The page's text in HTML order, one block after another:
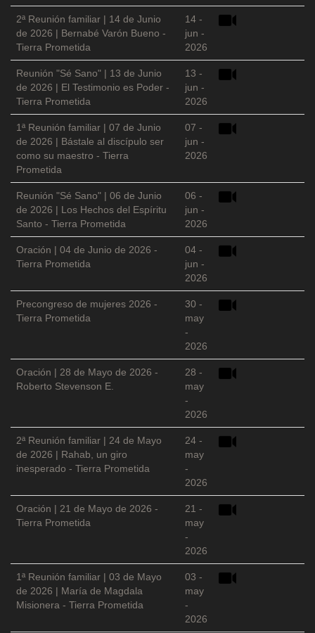
2ª Reunión familiar | 14 de Junio
de 2026 | Bernabé Varón Bueno -
Tierra Prometida
14 -
jun -
2026
Reunión "Sé Sano" | 13 de Junio
de 2026 | El Testimonio es Poder -
Tierra Prometida
13 -
jun -
2026
1ª Reunión familiar | 07 de Junio
de 2026 | Bástale al discípulo ser
como su maestro - Tierra
Prometida
07 -
jun -
2026
Reunión "Sé Sano" | 06 de Junio
de 2026 | Los Hechos del Espíritu
Santo - Tierra Prometida
06 -
jun -
2026
Oración | 04 de Junio de 2026 -
Tierra Prometida
04 -
jun -
2026
Precongreso de mujeres 2026 -
Tierra Prometida
30 -
may
-
2026
Oración | 28 de Mayo de 2026 -
Roberto Stevenson E.
28 -
may
-
2026
2ª Reunión familiar | 24 de Mayo
de 2026 | Rahab, un giro
inesperado - Tierra Prometida
24 -
may
-
2026
Oración | 21 de Mayo de 2026 -
Tierra Prometida
21 -
may
-
2026
1ª Reunión familiar | 03 de Mayo
de 2026 | María de Magdala
Misionera - Tierra Prometida
03 -
may
-
2026